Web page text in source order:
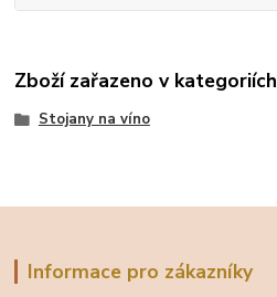
Zboží zařazeno v kategoriích
Stojany na víno
Informace pro zákazníky